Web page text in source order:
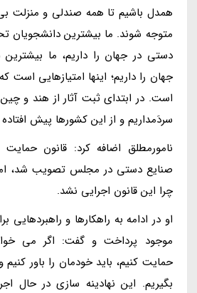
همدل باشیم تا همه صندلی و منزلت
متوجه شوند. ما بیشترین دانشجویان
دستی در جهان را داریم، ما
جهان را داریم؛ اینها امتیازهایی
است. در ابتدای ثبت آثار از هند و
سردَمداریم و از این کشورها پیش افتاده
نامورمطلق اضافه کرد: قانون حمایت
صنایع دستی در مجلس تصویب شد،
چرا این قانون اجرایی نشد.
او در ادامه به راهکارها و راهبردهایی
موجود پرداخت و گفت: اگر می
حمایت کنیم، باید خودمان را باور
بگیریم. این نهادینه سازی در حال